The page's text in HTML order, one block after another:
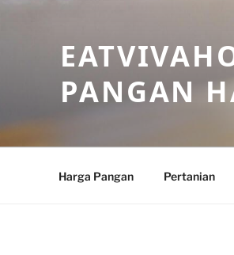
PANGAN
Harga Pangan Pertanian